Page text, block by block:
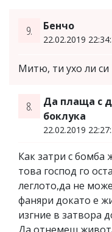
9. Бенчо
22.02.2019
Митю, ти ухо ли си
8.
Да плаща с
боклука
22.02.2019
Как затри с бомба
това господ го
леглото,да не
фаняри докато е
изгние в затвора